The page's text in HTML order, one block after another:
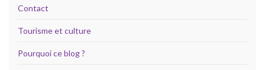
Contact
Tourisme et culture
Pourquoi ce blog ?